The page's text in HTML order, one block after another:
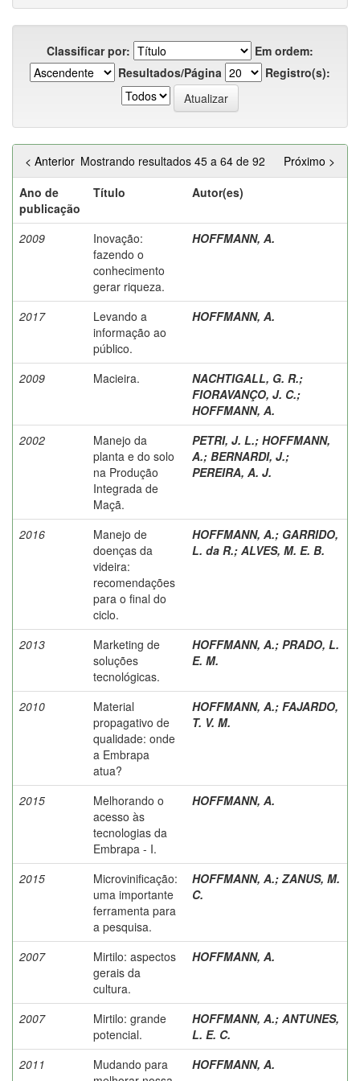
Classificar por:
Em ordem:
Resultados/Página
Registro(s):
Mostrando resultados 45 a 64 de 92
< Anterior
Próximo >
Ano de
publicação
Título Autor(es)
2009
Inovação:
fazendo o
conhecimento
gerar riqueza.
HOFFMANN, A.
2017
Levando a
informação ao
público.
HOFFMANN, A.
2009 Macieira. NACHTIGALL, G. R.;
FIORAVANÇO, J. C.;
HOFFMANN, A.
2002
Manejo da
planta e do solo
na Produção
Integrada de
Maçã.
PETRI, J. L.; HOFFMANN,
A.; BERNARDI, J.;
PEREIRA, A. J.
2016
Manejo de
doenças da
videira:
recomendações
para o final do
ciclo.
HOFFMANN, A.; GARRIDO,
L. da R.; ALVES, M. E. B.
2013
Marketing de
soluções
tecnológicas.
HOFFMANN, A.; PRADO, L.
E. M.
2010
Material
propagativo de
qualidade: onde
a Embrapa
atua?
HOFFMANN, A.; FAJARDO,
T. V. M.
2015
Melhorando o
acesso às
tecnologias da
Embrapa - I.
HOFFMANN, A.
2015
Microvinificação:
uma importante
ferramenta para
a pesquisa.
HOFFMANN, A.; ZANUS, M.
C.
2007
Mirtilo: aspectos
gerais da
cultura.
HOFFMANN, A.
2007
Mirtilo: grande
potencial.
HOFFMANN, A.; ANTUNES,
L. E. C.
2011
Mudando para
HOFFMANN, A.